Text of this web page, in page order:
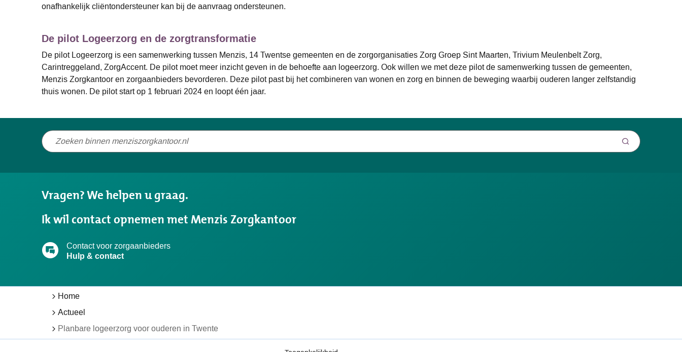
onafhankelijk cliëntondersteuner kan bij de aanvraag ondersteunen.
De pilot Logeerzorg en de zorgtransformatie
De pilot Logeerzorg is een samenwerking tussen Menzis, 14 Twentse gemeenten en de zorgorganisaties Zorg Groep Sint Maarten, Trivium Meulenbelt Zorg,
Carintreggeland, ZorgAccent. De pilot moet meer inzicht geven in de behoefte aan logeerzorg. Ook willen we met deze pilot de samenwerking tussen de gemeenten,
Menzis Zorgkantoor en zorgaanbieders bevorderen. Deze pilot past bij het combineren van wonen en zorg en binnen de beweging waarbij ouderen langer zelfstandig
thuis wonen. De pilot start op 1 februari 2024 en loopt één jaar.
Niet
wat
zocht?
Vragen? We helpen u graag.
Ik wil contact opnemen met Menzis Zorgkantoor
Contact voor zorgaanbieders
Hulp & contact
Home
Actueel
Planbare logeerzorg voor ouderen in Twente